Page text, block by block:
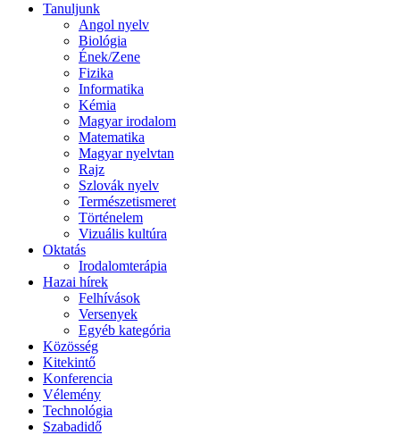
Tanuljunk
Angol nyelv
Biológia
Ének/Zene
Fizika
Informatika
Kémia
Magyar irodalom
Matematika
Magyar nyelvtan
Rajz
Szlovák nyelv
Természetismeret
Történelem
Vizuális kultúra
Oktatás
Irodalomterápia
Hazai hírek
Felhívások
Versenyek
Egyéb kategória
Közösség
Kitekintő
Konferencia
Vélemény
Technológia
Szabadidő